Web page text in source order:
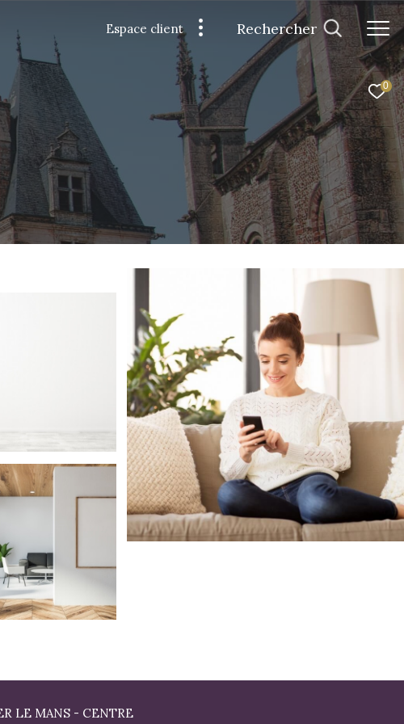
0
Espace client Rechercher
LE MANS - CENTRE